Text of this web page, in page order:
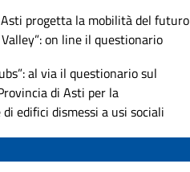
progetta la mobilità del futuro
on line il questionario
al via il questionario sul
di Asti per la
edifici dismessi a usi sociali